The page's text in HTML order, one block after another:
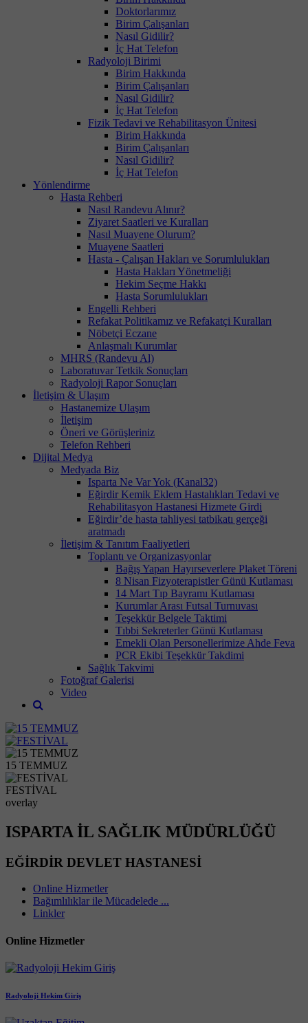
Doktorlarımız
Birim Çalışanları
Nasıl Gidilir?
İç Hat Telefon
Radyoloji Birimi
Birim Hakkında
Birim Çalışanları
Nasıl Gidilir?
İç Hat Telefon
Fizik Tedavi ve Rehabilitasyon Ünitesi
Birim Hakkında
Birim Çalışanları
Nasıl Gidilir?
İç Hat Telefon
Yönlendirme
Hasta Rehberi
Nasıl Randevu Alınır?
Ziyaret Saatleri ve Kuralları
Nasıl Muayene Olurum?
Muayene Saatleri
Hasta - Çalışan Hakları ve Sorumlulukları
Hasta Hakları Yönetmeliği
Hekim Seçme Hakkı
Hasta Sorumlulukları
Engelli Rehberi
Refakat Politikamız ve Refakatçi Kuralları
Nöbetçi Eczane
Anlaşmalı Kurumlar
MHRS (Randevu Al)
Laboratuvar Tetkik Sonuçları
Radyoloji Rapor Sonuçları
İletişim & Ulaşım
Hastanemize Ulaşım
İletişim
Öneri ve Görüşleriniz
Telefon Rehberi
Dijital Medya
Medyada Biz
Isparta Ne Var Yok (Kanal32)
Eğirdir Kemik Eklem Hastalıkları Tedavi ve
Rehabilitasyon Hastanesi Hizmete Girdi
Eğirdir’de hasta tahliyesi tatbikatı gerçeği
aratmadı
İletişim & Tanıtım Faaliyetleri
Toplantı ve Organizasyonlar
Bağış Yapan Hayırseverlere Plaket Töreni
8 Nisan Fizyoterapistler Günü Kutlaması
14 Mart Tıp Bayramı Kutlaması
Kurumlar Arası Futsal Turnuvası
Teşekkür Belgele Taktimi
Tıbbi Sekreterler Günü Kutlaması
Emekli Olan Personellerimize Ahde Feva
PCR Ekibi Teşekkür Takdimi
Sağlık Takvimi
Fotoğraf Galerisi
Video
15 TEMMUZ
FESTİVAL
overlay
ISPARTA İL SAĞLIK MÜDÜRLÜĞÜ
EĞİRDİR DEVLET HASTANESİ
Online Hizmetler
Bağımlılıklar ile Mücadelede ...
Linkler
Online Hizmetler
Radyoloji Hekim Giriş